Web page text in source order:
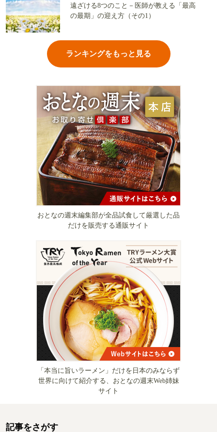
遠ざける8つのこと－医師が教える「最高
の最期」の迎え方（その1）
ランキングをもっと見る
おとなの週末編集部が全品試食して厳選した品
だけを販売する通販サイト
「本当に旨いラーメン」だけを日本のみならず
世界に向けて紹介する、おとなの週末Web姉妹
サイト
記事をさがす